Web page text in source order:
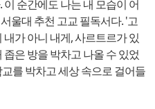
순간에도 나는 내 모습이 어
울대 추천 고교 필독서다. '고
가 아니 내게, 사르트르가 있
은 방을 박차고 나올 수 있었
를 박차고 세상 속으로 걸어들